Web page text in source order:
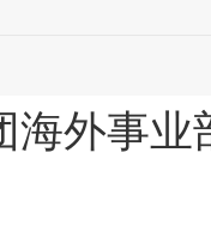
海外事